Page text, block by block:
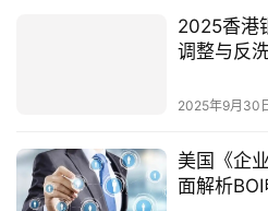
2025香港
调整与反
2025年9月30
美国《企
面解析